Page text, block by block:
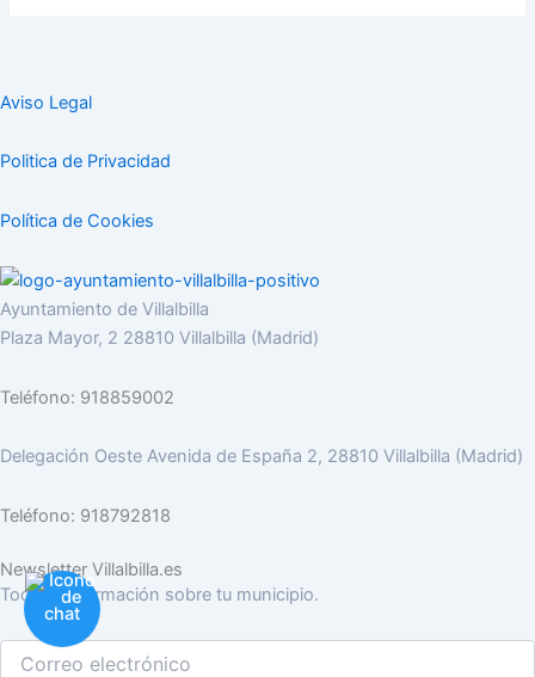
Aviso Legal
Politica de Privacidad
Política de Cookies
Ayuntamiento de Villalbilla
Plaza Mayor, 2 28810 Villalbilla (Madrid)
Teléfono: 918859002
Delegación Oeste Avenida de España 2, 28810 Villalbilla (Madrid)
Teléfono: 918792818
Newsletter Villalbilla.es
Toda la información sobre tu municipio.